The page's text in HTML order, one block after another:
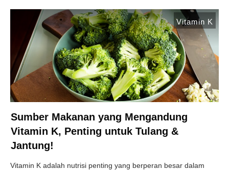
Vitamin K
Sumber Makanan yang Mengandung
Vitamin K, Penting untuk Tulang &
Jantung!
Vitamin K adalah nutrisi penting yang berperan besar dalam